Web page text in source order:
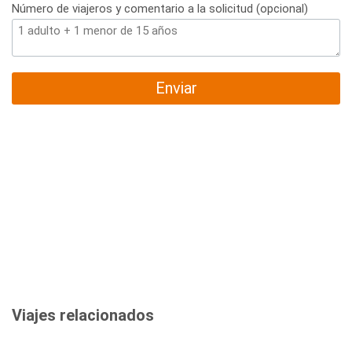
Número de viajeros y comentario a la solicitud (opcional)
Enviar
Viajes relacionados